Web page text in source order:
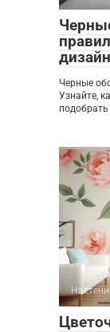
Черные
Узнайте,